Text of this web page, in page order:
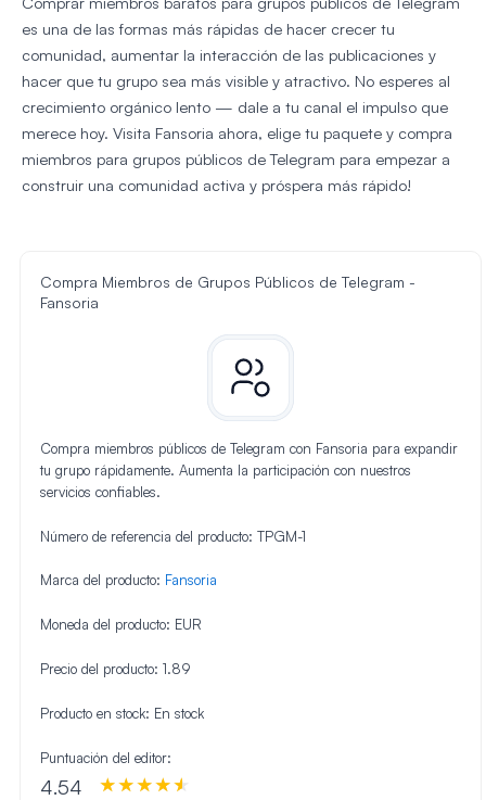
es una de las formas más rápidas de hacer crecer tu
comunidad, aumentar la interacción de las publicaciones y
hacer que tu grupo sea más visible y atractivo. No esperes al
crecimiento orgánico lento — dale a tu canal el impulso que
merece hoy. Visita Fansoria ahora, elige tu paquete y compra
miembros para grupos públicos de Telegram para empezar a
construir una comunidad activa y próspera más rápido!
Compra Miembros de Grupos Públicos de Telegram -
Fansoria
Compra miembros públicos de Telegram con Fansoria para expandir
tu grupo rápidamente. Aumenta la participación con nuestros
servicios confiables.
Número de referencia del producto: TPGM-1
Marca del producto: Fansoria
Moneda del producto: EUR
Precio del producto: 1.89
Producto en stock: En stock
Puntuación del editor:
4.54